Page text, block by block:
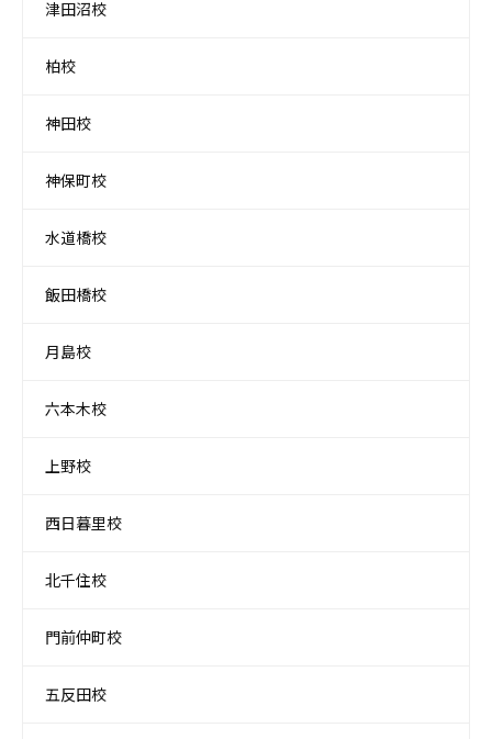
津田沼校
柏校
神田校
神保町校
水道橋校
飯田橋校
月島校
六本木校
上野校
西日暮里校
北千住校
門前仲町校
五反田校